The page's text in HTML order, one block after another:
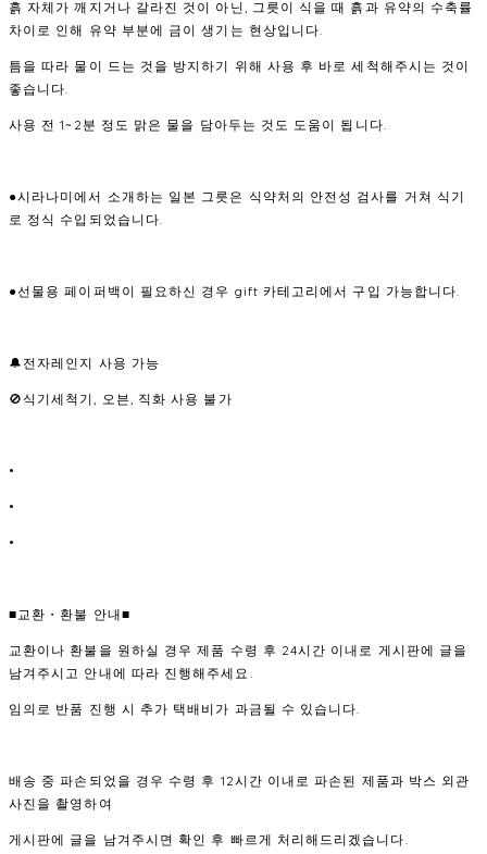
흙 자체가 깨지거나 갈라진 것이 아닌, 그릇이 식을 때 흙과 유약의 수축률
차이로 인해 유약 부분에 금이 생기는 현상입니다.
틈을 따라 물이 드는 것을 방지하기 위해 사용 후 바로 세척해주시는 것이
좋습니다.
사용 전 1~2분 정도 맑은 물을 담아두는 것도 도움이 됩니다.
●시라나미에서 소개하는 일본 그릇은 식약처의 안전성 검사를 거쳐 식기
로 정식 수입되었습니다.
●선물용 페이퍼백이 필요하신 경우 gift 카테고리에서 구입 가능합니다.
🔔전자레인지 사용 가능
🚫식기세척기, 오븐, 직화 사용 불가
•
•
•
■교환・환불 안내■
교환이나 환불을 원하실 경우 제품 수령 후 24시간 이내로 게시판에 글을
남겨주시고 안내에 따라 진행해주세요.
임의로 반품 진행 시 추가 택배비가 과금될 수 있습니다.
배송 중 파손되었을 경우 수령 후 12시간 이내로 파손된 제품과 박스 외관
사진을 촬영하여
게시판에 글을 남겨주시면 확인 후 빠르게 처리해드리겠습니다.